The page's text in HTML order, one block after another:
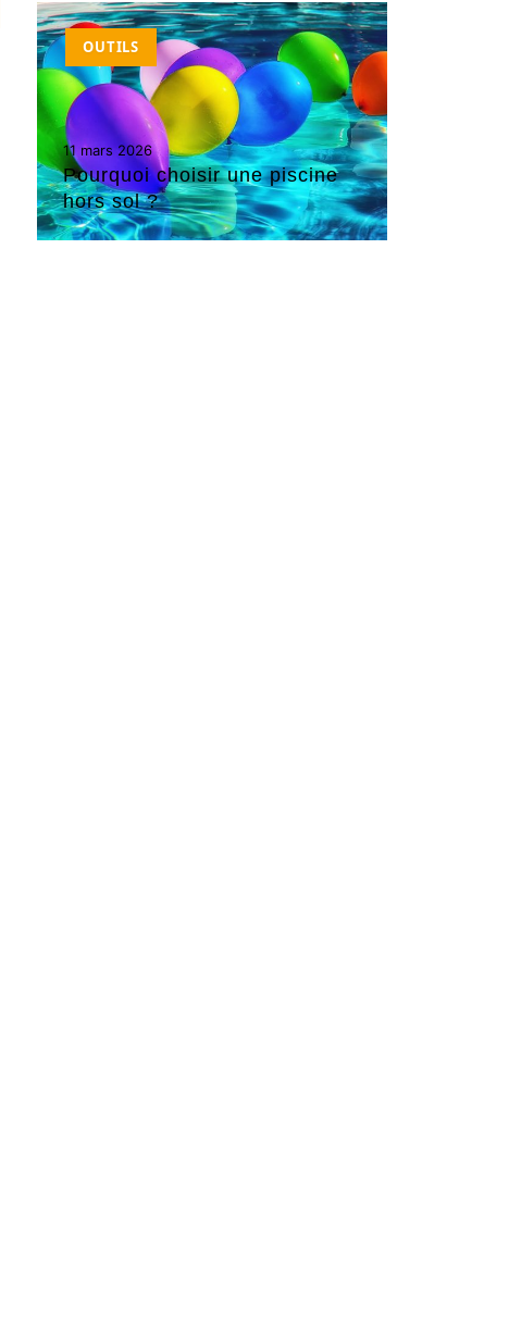
OUTILS
11 mars 2026
Pourquoi choisir une piscine
hors sol ?